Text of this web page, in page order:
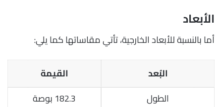
الأبعاد
أما بالنسبة للأبعاد الخارجية، تأتي مقاساتها كما يلي:
البُعد القيمة
الطول
182.3 بوصة